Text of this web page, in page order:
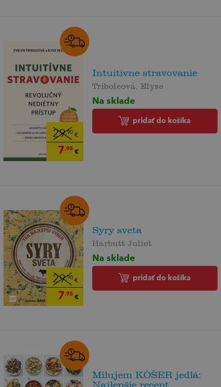
29,90€
7,95€
Intuitívne stravovanie
Triboleová, Elyse
Na sklade
pridať do košíka
29,90€
7,95€
Syry sveta
Harbutt Juliet
Na sklade
pridať do košíka
Milujem KÓŠER jedlá: